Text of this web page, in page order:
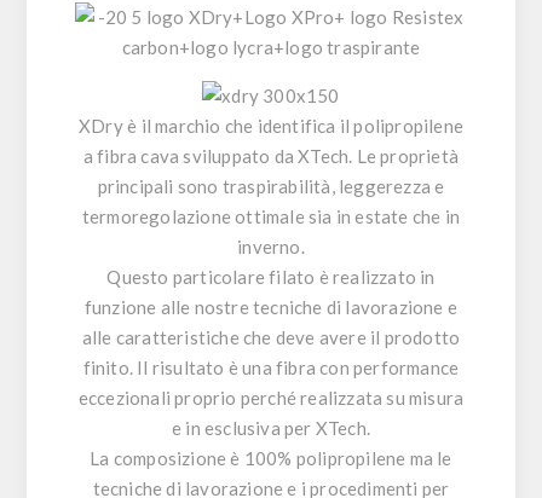
XDryè il marchio che identifica il polipropilene
a fibra cava sviluppato da XTech. Le proprietà
principali sono traspirabilità, leggerezza e
termoregolazione ottimale sia in estate che in
inverno.
Questo particolare filato è realizzato in
funzione alle nostre tecniche di lavorazione e
alle caratteristiche che deve avere il prodotto
finito. Il risultato è una fibra con performance
eccezionali proprio perché realizzata su misura
e in esclusiva per XTech.
La composizione è 100% polipropilene ma le
tecniche di lavorazione e i procedimenti per